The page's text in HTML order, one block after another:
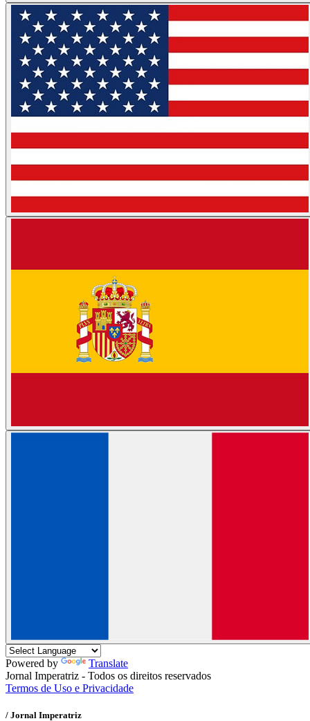
Powered by
Translate
Jornal Imperatriz - Todos os direitos reservados
Termos de Uso e Privacidade
/ Jornal Imperatriz